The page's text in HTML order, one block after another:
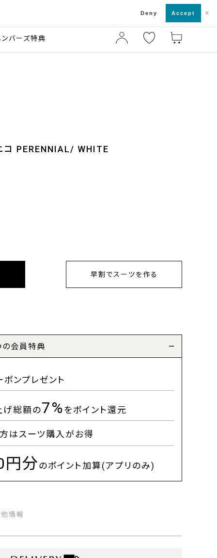
ンバーズ特典
コ PERENNIAL/ WHITE
早割でスーツを作る
の会員特典
ポンプレゼント
げ総額の7%をポイント還元
はスーツ購入がお得
円分のポイント加算(アプリのみ)
情報
Deny Accept ×